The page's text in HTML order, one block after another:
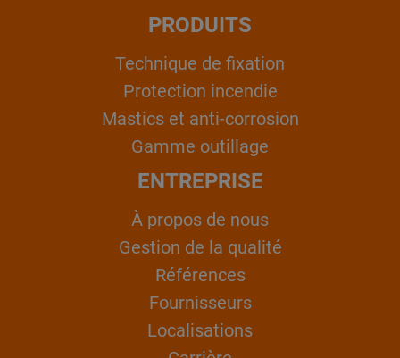
PRODUITS
Technique de fixation
Protection incendie
Mastics et anti-corrosion
Gamme outillage
ENTREPRISE
À propos de nous
Gestion de la qualité
Références
Fournisseurs
Localisations